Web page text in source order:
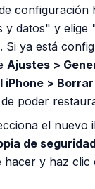
configuración
y datos" y elige
. Si ya está
Ajustes >
iPhone >
poder
el nuevo
de
hacer y haz clic